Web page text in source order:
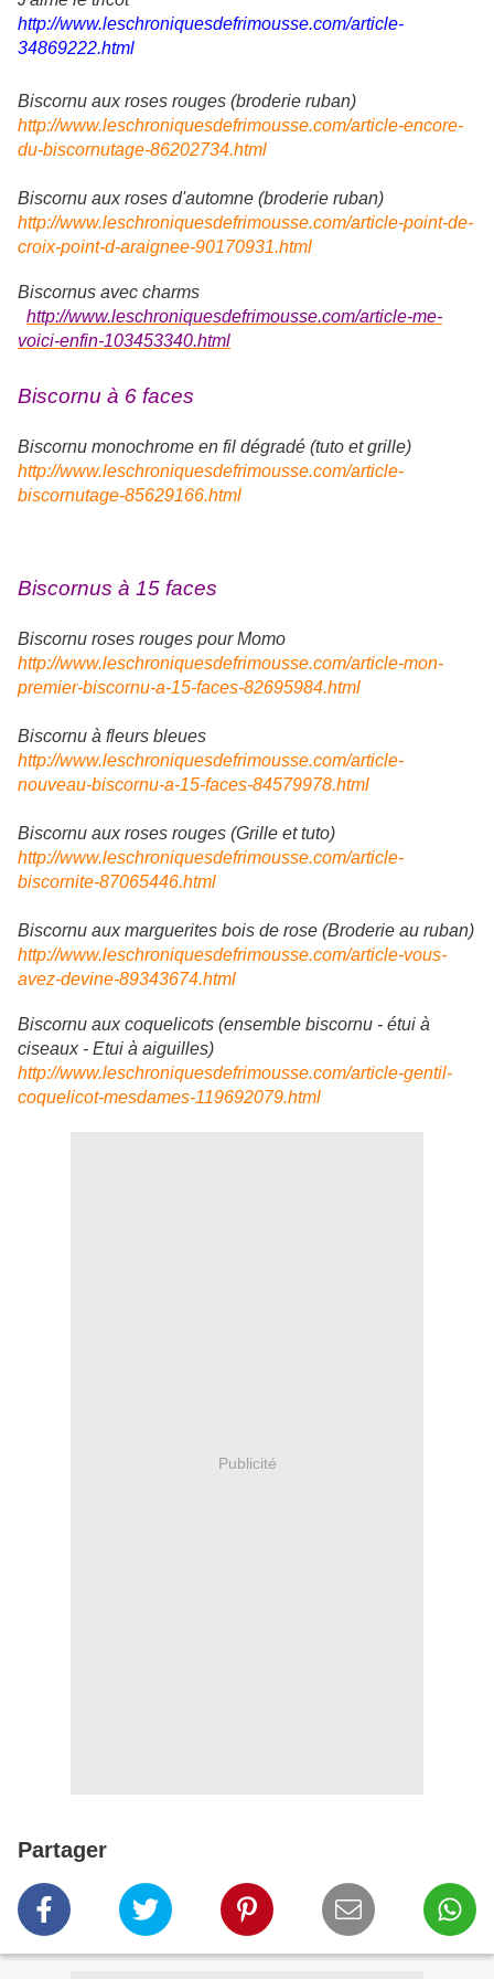
http://www.leschroniquesdefrimousse.com/article-
34869222.html
Biscornu aux roses rouges (broderie ruban)
http://www.leschroniquesdefrimousse.com/article-encore-
du-biscornutage-86202734.html
Biscornu aux roses d'automne (broderie ruban)
http://www.leschroniquesdefrimousse.com/article-point-de-
croix-point-d-araignee-90170931.html
Biscornus avec charms
http://www.leschroniquesdefrimousse.com/article-me-
voici-enfin-103453340.html
Biscornu à 6 faces
Biscornu monochrome en fil dégradé (tuto et grille)
http://www.leschroniquesdefrimousse.com/article-
biscornutage-85629166.html
Biscornus à 15 faces
Biscornu roses rouges pour Momo
http://www.leschroniquesdefrimousse.com/article-mon-
premier-biscornu-a-15-faces-82695984.html
Biscornu à fleurs bleues
http://www.leschroniquesdefrimousse.com/article-
nouveau-biscornu-a-15-faces-84579978.html
Biscornu aux roses rouges (Grille et tuto)
http://www.leschroniquesdefrimousse.com/article-
biscornite-87065446.html
Biscornu aux marguerites bois de rose (Broderie au ruban)
http://www.leschroniquesdefrimousse.com/article-vous-
avez-devine-89343674.html
Biscornu aux coquelicots (ensemble biscornu - étui à
ciseaux - Etui à aiguilles)
http://www.leschroniquesdefrimousse.com/article-gentil-
coquelicot-mesdames-119692079.html
Publicité
Partager